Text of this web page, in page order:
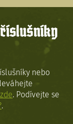
nebo
zde. Podívejte se
.